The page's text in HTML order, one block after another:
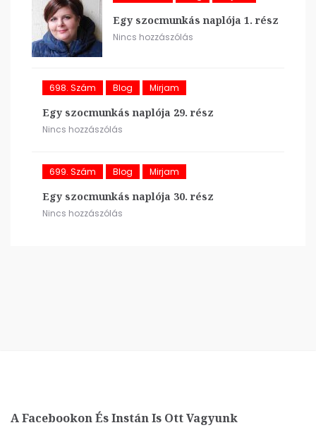
Egy szocmunkás naplója 1. rész
Nincs hozzászólás
698. Szám Blog Mirjam
Egy szocmunkás naplója 29. rész
Nincs hozzászólás
699. Szám Blog Mirjam
Egy szocmunkás naplója 30. rész
Nincs hozzászólás
A Facebookon És Instán Is Ott Vagyunk